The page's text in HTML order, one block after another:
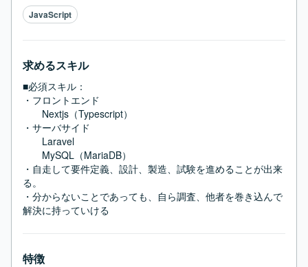
JavaScript
求めるスキル
■必須スキル：
・フロントエンド
Nextjs（Typescript）
・サーバサイド
Laravel
MySQL（MariaDB）
・自走して要件定義、設計、製造、試験を進めることが出来
る。
・分からないことであっても、自ら調査、他者を巻き込んで
解決に持っていける
特徴